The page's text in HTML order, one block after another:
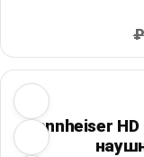
Sennheiser